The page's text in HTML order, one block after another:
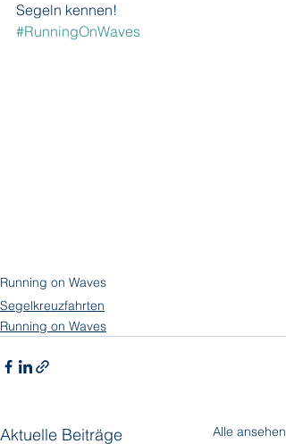
Segeln kennen!
#RunningOnWaves
Running on Waves
Segelkreuzfahrten
Running on Waves
Aktuelle Beiträge Alle ansehen